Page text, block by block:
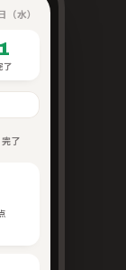
（水）
1
了
完了